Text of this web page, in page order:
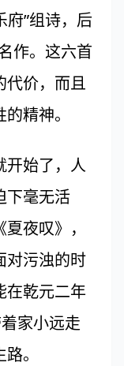
府”组诗，后
作。这六首
代价，而且
精神。
始了，人
下毫无活
夜叹》，
对污浊的时
在乾元二年
家小远走
。